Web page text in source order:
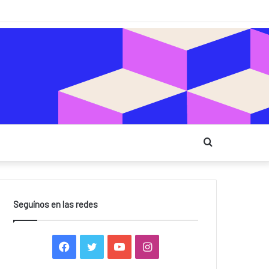
Seguínos en las redes
I